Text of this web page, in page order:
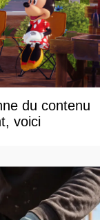
du contenu
voici